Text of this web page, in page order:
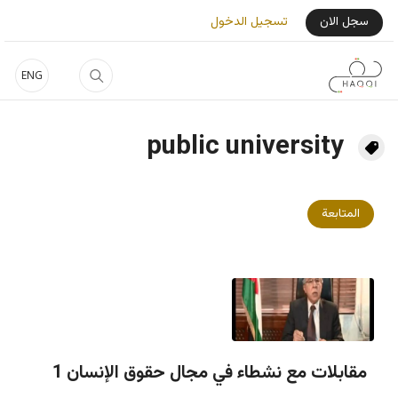
تجاوز إلى المحتوى الرئيسي
ENG
User Login Menu
سجل الان تسجيل الدخول
public university
المتابعة
مقابلات مع نشطاء في مجال حقوق الإنسان 1